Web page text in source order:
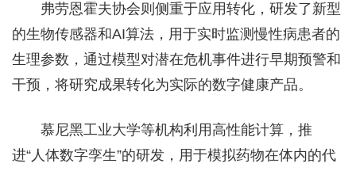
弗劳恩霍夫协会则侧重于应用转化，研发了新型
的生物传感器和AI算法，用于实时监测慢性病患者的
生理参数，通过模型对潜在危机事件进行早期预警和
干预，将研究成果转化为实际的数字健康产品。
慕尼黑工业大学等机构利用高性能计算，推
进“人体数字孪生”的研发，用于模拟药物在体内的代